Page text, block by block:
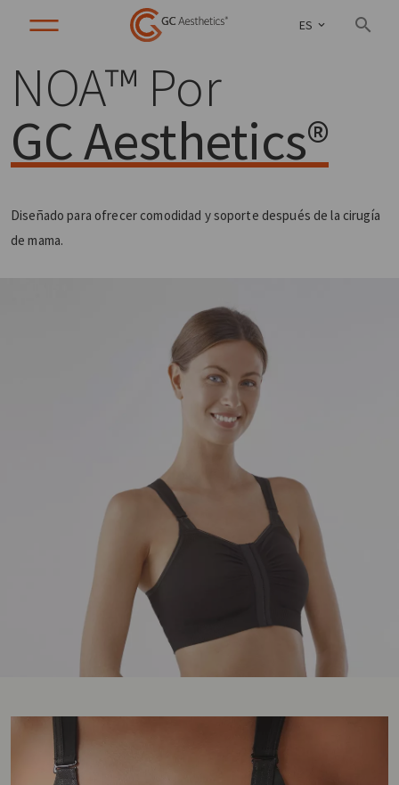
ES
NOA™ Por
GC Aesthetics®
Diseñado para ofrecer comodidad y soporte después de la cirugía
de mama.